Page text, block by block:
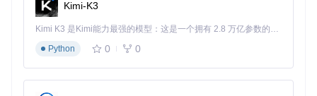
# 克隆项目仓库
git clone
douyin-downloader
# 安装依赖包
pip install -r requirements.txt
Kimi-K3
Kimi K3 是Kimi能力最强的模型：这是一个拥有 2.8 万亿参数的混合专家（MoE）模型，具备原生视觉理解能力，并支持 100 万 token 的上下文窗口。
Python
0 0